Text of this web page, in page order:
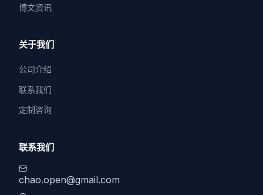
博文资讯
关于我们
公司介绍
联系我们
定制咨询
联系我们
chao.open@gmail.com